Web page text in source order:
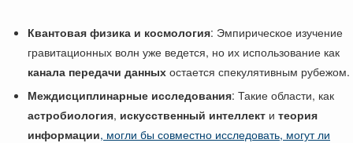
Квантовая физика и космология: Эмпирическое изучение
гравитационных волн уже ведется, но их использование как
канала передачи данных остается спекулятивным рубежом.
Междисциплинарные исследования: Такие области, как
астробиология, искусственный интеллект и теория
информации, могли бы совместно исследовать, могут ли